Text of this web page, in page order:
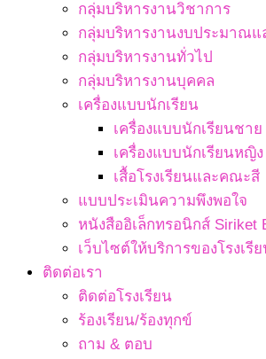
กลุ่มบริหารงานวิชาการ
กลุ่มบริหารงานงบประมาณแ
กลุ่มบริหารงานทั่วไป
กลุ่มบริหารงานบุคคล
เครื่องแบบนักเรียน
เครื่องแบบนักเรียนชาย
เครื่องแบบนักเรียนหญิง
เสื้อโรงเรียนและคณะสี
แบบประเมินความพึงพอใจ
หนังสืออิเล็กทรอนิกส์ Siriket
เว็บไซต์ให้บริการของโรงเรี
ติดต่อเรา
ติดต่อโรงเรียน
ร้องเรียน/ร้องทุกข์
ถาม & ตอบ